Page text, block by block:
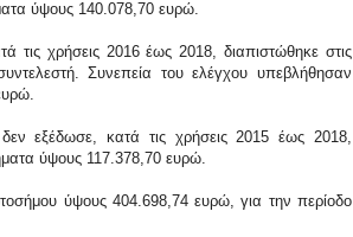
ύψους 140.078,70 ευρώ.
τις χρήσεις 2016 έως 2018, διαπιστώθηκε στις
Συνεπεία του ελέγχου υπεβλήθησαν
δεν εξέδωσε, κατά τις χρήσεις 2015 έως 2018,
ύψους 117.378,70 ευρώ.
ύψους 404.698,74 ευρώ, για την περίοδο